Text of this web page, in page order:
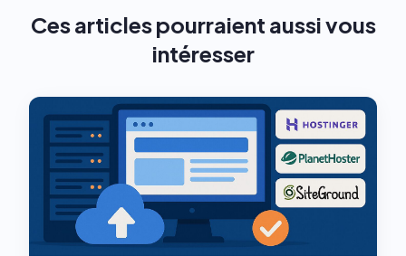
Ces articles pourraient aussi vous
intéresser